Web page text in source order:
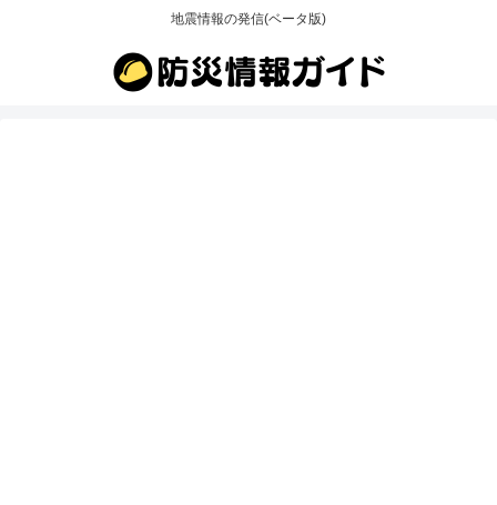
地震情報の発信(ベータ版)